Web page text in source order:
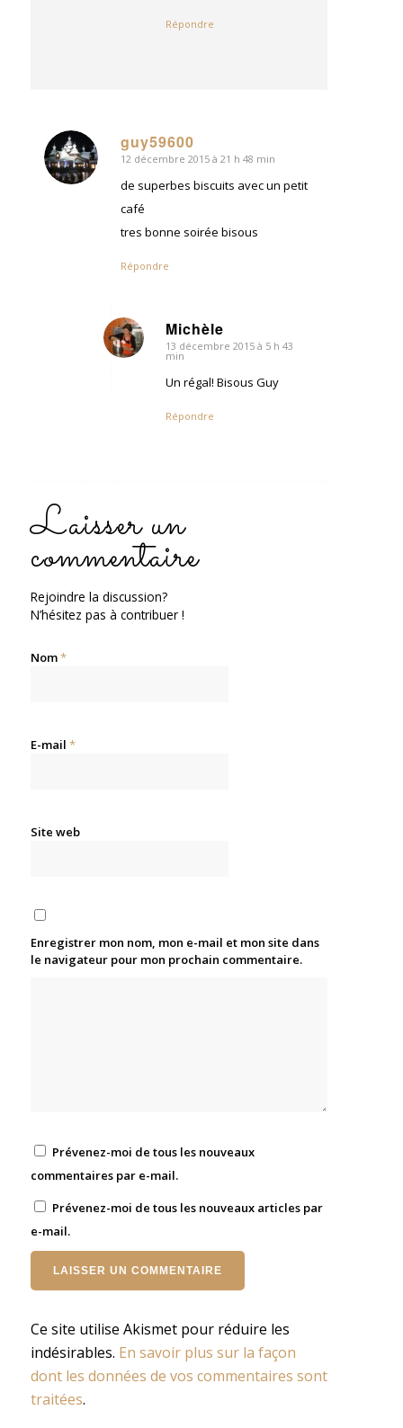
Répondre
guy59600
dit
:
12 décembre 2015 à 21 h 48 min
de superbes biscuits avec un petit
café
tres bonne soirée bisous
Répondre
Michèle
dit
13 décembre 2015 à 5 h 43
min
Un régal! Bisous Guy
Répondre
Laisser un
commentaire
Rejoindre la discussion?
N’hésitez pas à contribuer !
Nom*
E-mail *
Site web
Enregistrer mon nom, mon e-mail et mon site dans
le navigateur pour mon prochain commentaire.
Prévenez-moi de tous les nouveaux
commentaires par e-mail.
Prévenez-moi de tous les nouveaux articles par
e-mail.
Ce site utilise Akismet pour réduire les
indésirables. En savoir plus sur la façon
dont les données de vos commentaires sont
traitées.